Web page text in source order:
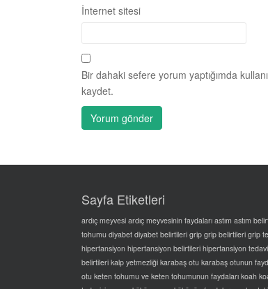
İnternet sitesi
Bir dahaki sefere yorum yaptığımda
kaydet.
Sayfa Etiketleri
ardıç meyvesi ardıç meyvesinin faydaları astım astım
tohumu diyabet diyabet belirtileri grip grip belirtileri grip
hipertansiyon hipertansiyon belirtileri hipertansiyon
belirtileri kalp yetmezliği karabaş otu karabaş otunun
otu keten tohumu ve keten tohumunun faydaları koah